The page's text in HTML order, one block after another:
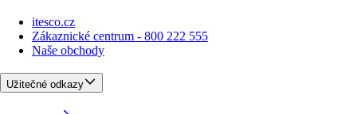
itesco.cz
Zákaznické centrum - 800 222 555
Naše obchody
Užitečné odkazy